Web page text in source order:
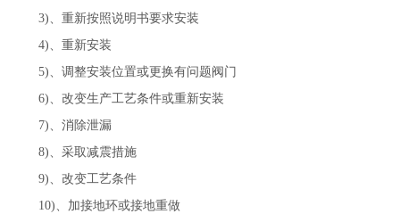
3)、重新按照说明书要求安装
4)、重新安装
5)、调整安装位置或更换有问题阀门
6)、改变生产工艺条件或重新安装
7)、消除泄漏
8)、采取减震措施
9)、改变工艺条件
10)、加接地环或接地重做